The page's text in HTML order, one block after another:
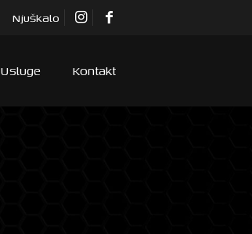
Njuškalo
Usluge Kontakt